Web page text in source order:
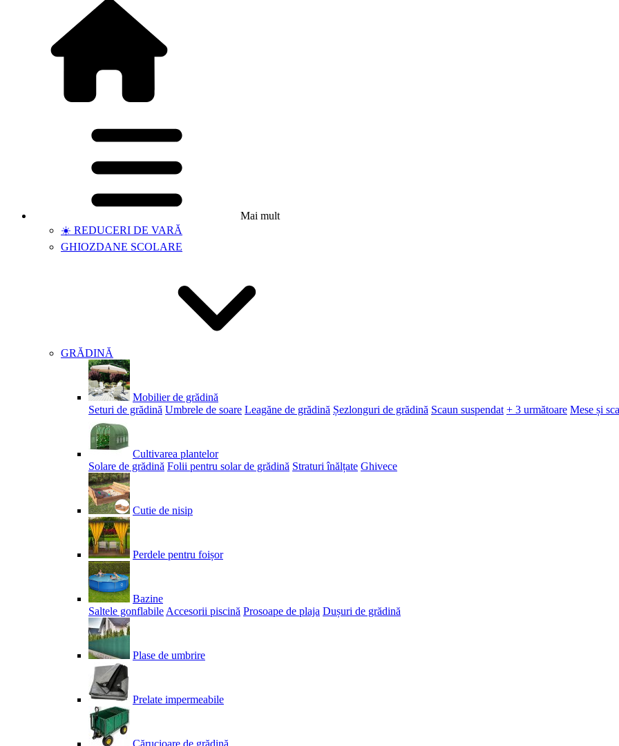
Mai mult
☀️ REDUCERI DE VARĂ
GHIOZDANE SCOLARE
GRĂDINĂ
Mobilier de grădină
Seturi de grădină Umbrele de soare Leagăne de grădină Șezlonguri de grădină Scaun suspendat + 3 următoare Mese și
Cultivarea plantelor
Solare de grădină Folii pentru solar de grădină Straturi înălțate Ghivece
Cutie de nisip
Perdele pentru foișor
Bazine
Saltele gonflabile Accesorii piscină Prosoape de plaja Dușuri de grădină
Plase de umbrire
Prelate impermeabile
Cărucioare de grădină